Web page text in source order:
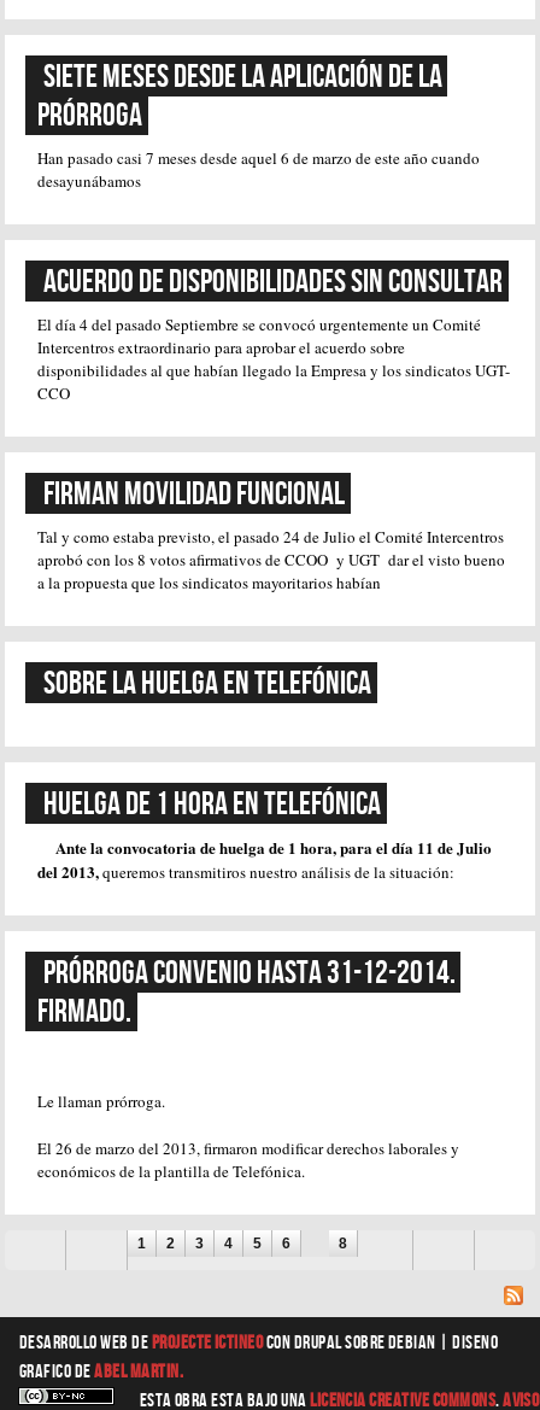
Siete meses desde la aplicación de la
prórroga
Han pasado casi 7 meses desde aquel 6 de marzo de este año cuando
desayunábamos
Acuerdo de disponibilidades sin consultar
El día 4 del pasado Septiembre se convocó urgentemente un Comité
Intercentros extraordinario para aprobar el acuerdo sobre
disponibilidades al que habían llegado la Empresa y los sindicatos UGT-
CCO
Firman movilidad funcional
Tal y como estaba previsto, el pasado 24 de Julio el Comité Intercentros
aprobó con los 8 votos afirmativos de CCOO y UGT dar el visto bueno
a la propuesta que los sindicatos mayoritarios habían
Sobre la Huelga en Telefónica
Huelga de 1 hora en Telefónica
Ante la convocatoria de huelga de 1 hora, para el día 11 de Julio
del 2013,queremos transmitiros nuestro análisis de la situación:
Prórroga convenio hasta 31-12-2014.
Firmado.
Le llaman prórroga.
El 26 de marzo del 2013, firmaron modificar derechos laborales y
económicos de la plantilla de Telefónica.
1 2 3 4 5 6 8
Desarrollo web deProjecte Ictineocon Drupal sobre Debian |diseno
graficodeAbel Martin.
Esta obra esta bajo unaLicencia Creative Commons.Aviso